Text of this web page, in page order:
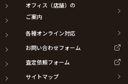
オフィス（店舗）の
ご案内
各種オンライン対応
お問い合わせフォーム
査定依頼フォーム
サイトマップ